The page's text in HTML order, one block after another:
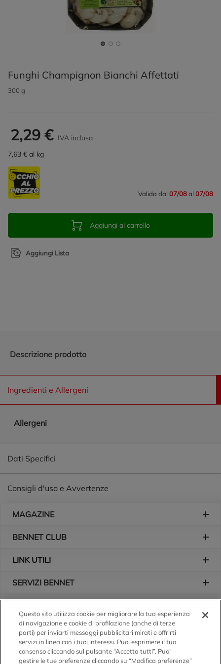
Funghi Champignon Bianchi Affettati
300 g
2,29 € IVA inclusa
7,63 € al kg
Valida dal 07/08al 07/08
Aggiungi al carrello
Aggiungi Lista
Descrizione prodotto
Ingredienti e Allergeni
Allergeni
Dati Specifici
Consigli d'uso e Avvertenze
MAGAZINE
BENNET CLUB
LINK UTILI
SERVIZI BENNET
Logo Bennet
Seguici sui nostri canali
Questo sito utilizza cookie per migliorare la tua esperienza
di navigazione e cookie di profilazione (anche di terze
parti) per inviarti messaggi pubblicitari mirati e offrirti
servizi in linea con i tuoi interessi. Puoi esprimere il tuo
consenso cliccando sul pulsante “Accetta tutti”. Puoi
gestire le tue preferenze cliccando su “Modifica preferenze”